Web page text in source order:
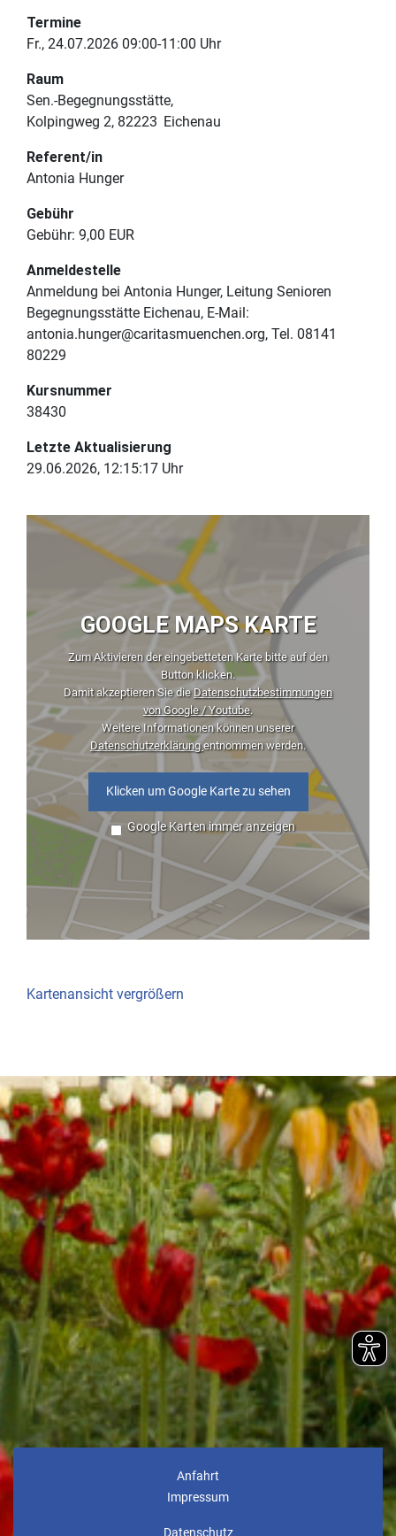
Termine
Fr., 24.07.2026 09:00-11:00 Uhr
Raum
Sen.-Begegnungsstätte
Kolpingweg 2 82223 Eichenau
Referent/in
Antonia Hunger
Gebühr
Gebühr: 9,00 EUR
Anmeldestelle
Anmeldung bei Antonia Hunger, Leitung Senioren
Begegnungsstätte Eichenau, E-Mail:
antonia.hunger@caritasmuenchen.org, Tel. 08141
80229
Kursnummer
38430
Letzte Aktualisierung
29.06.2026, 12:15:17 Uhr
GOOGLE MAPS KARTE
Zum Aktivieren der eingebetteten Karte bitte auf den
Button klicken.
Damit akzeptieren Sie dieDatenschutzbestimmungen
von Google / Youtube.
Weitere Informationen können unserer
Datenschutzerklärungentnommen werden.
Klicken um Google Karte zu sehen
Google Karten immer anzeigen
Kartenansicht vergrößern
Anfahrt
Impressum
Datenschutz